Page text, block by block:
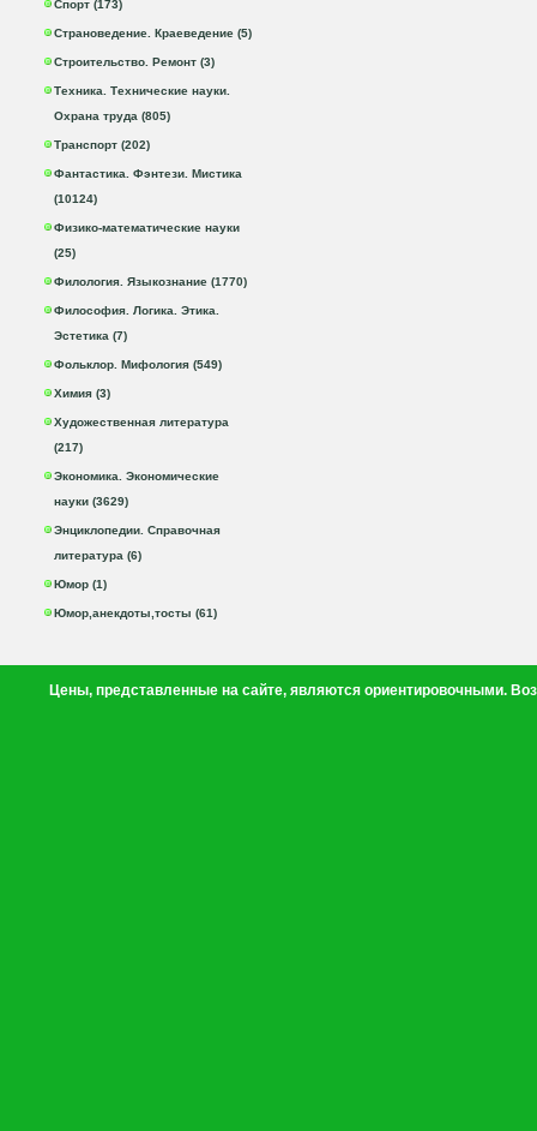
Спорт (173)
Страноведение. Краеведение (5)
Строительство. Ремонт (3)
Техника. Технические науки.
Охрана труда (805)
Транспорт (202)
Фантастика. Фэнтези. Мистика
(10124)
Физико-математические науки
(25)
Филология. Языкознание (1770)
Философия. Логика. Этика.
Эстетика (7)
Фольклор. Мифология (549)
Химия (3)
Художественная литература
(217)
Экономика. Экономические
науки (3629)
Энциклопедии. Справочная
литература (6)
Юмор (1)
Юмор,анекдоты,тосты (61)
Цены, представленные на сайте, являются ориентировочными.